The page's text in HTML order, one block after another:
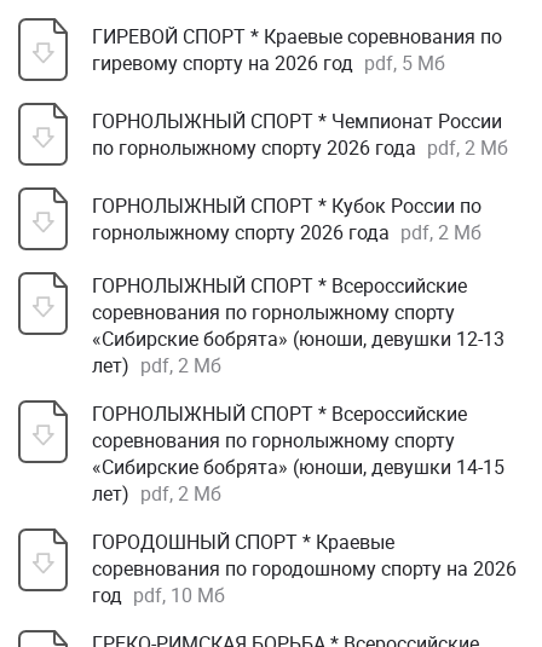
ГИРЕВОЙ СПОРТ * Краевые соревнования по
гиревому спорту на 2026 год pdf, 5 Мб
ГОРНОЛЫЖНЫЙ СПОРТ * Чемпионат России
по горнолыжному спорту 2026 года pdf, 2 Мб
ГОРНОЛЫЖНЫЙ СПОРТ * Кубок России по
горнолыжному спорту 2026 года pdf, 2 Мб
ГОРНОЛЫЖНЫЙ СПОРТ * Всероссийские
соревнования по горнолыжному спорту
«Сибирские бобрята» (юноши, девушки 12-13
лет) pdf, 2 Мб
ГОРНОЛЫЖНЫЙ СПОРТ * Всероссийские
соревнования по горнолыжному спорту
«Сибирские бобрята» (юноши, девушки 14-15
лет) pdf, 2 Мб
ГОРОДОШНЫЙ СПОРТ * Краевые
соревнования по городошному спорту на 2026
год pdf, 10 Мб